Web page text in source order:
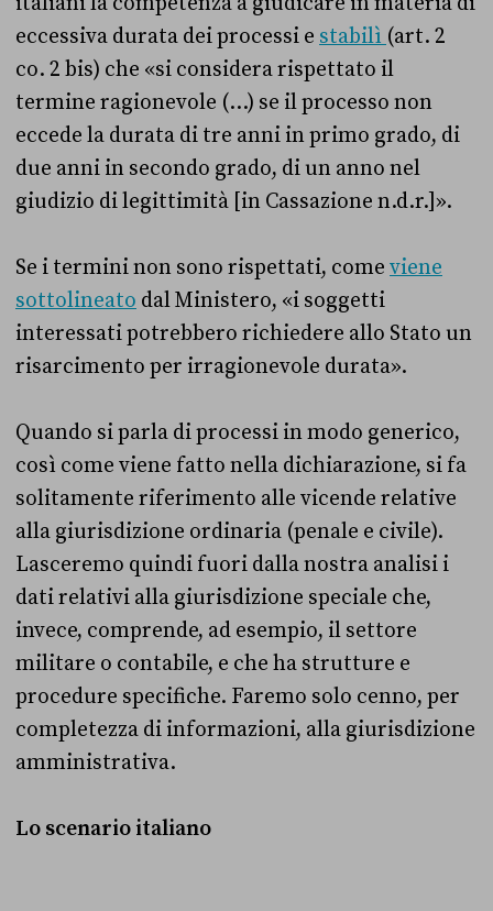
eccessiva durata dei processi e stabilì (art. 2
co. 2 bis) che «si considera rispettato il
termine ragionevole (…) se il processo non
eccede la durata di tre anni in primo grado, di
due anni in secondo grado, di un anno nel
giudizio di legittimità [in Cassazione n.d.r.]».
Se i termini non sono rispettati, come viene
sottolineato dal Ministero, «i soggetti
interessati potrebbero richiedere allo Stato un
risarcimento per irragionevole durata».
Quando si parla di processi in modo generico,
così come viene fatto nella dichiarazione, si fa
solitamente riferimento alle vicende relative
alla giurisdizione ordinaria (penale e civile).
Lasceremo quindi fuori dalla nostra analisi i
dati relativi alla giurisdizione speciale che,
invece, comprende, ad esempio, il settore
militare o contabile, e che ha strutture e
procedure specifiche. Faremo solo cenno, per
completezza di informazioni, alla giurisdizione
amministrativa.
Lo scenario italiano